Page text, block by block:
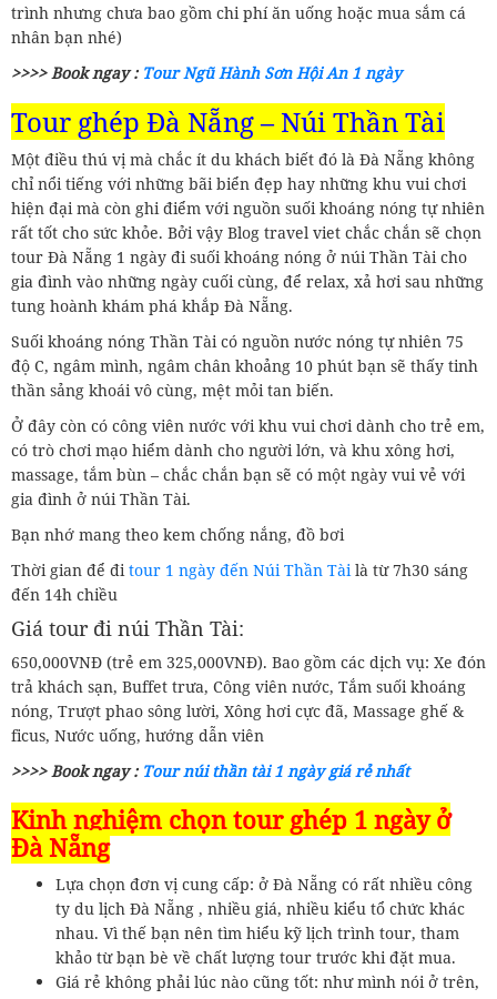
trình nhưng chưa bao gồm chi phí ăn uống hoặc mua sắm cá
nhân bạn nhé)
>>>> Book ngay : Tour Ngũ Hành Sơn Hội An 1 ngày
Tour ghép Đà Nẵng – Núi Thần Tài
Một điều thú vị mà chắc ít du khách biết đó là Đà Nẵng không
chỉ nổi tiếng với những bãi biển đẹp hay những khu vui chơi
hiện đại mà còn ghi điểm với nguồn suối khoáng nóng tự nhiên
rất tốt cho sức khỏe. Bởi vậy Blog travel viet chắc chắn sẽ chọn
tour Đà Nẵng 1 ngày đi suối khoáng nóng ở núi Thần Tài cho
gia đình vào những ngày cuối cùng, để relax, xả hơi sau những
tung hoành khám phá khắp Đà Nẵng.
Suối khoáng nóng Thần Tài có nguồn nước nóng tự nhiên 75
độ C, ngâm mình, ngâm chân khoảng 10 phút bạn sẽ thấy tinh
thần sảng khoái vô cùng, mệt mỏi tan biến.
Ở đây còn có công viên nước với khu vui chơi dành cho trẻ em,
có trò chơi mạo hiểm dành cho người lớn, và khu xông hơi,
massage, tắm bùn – chắc chắn bạn sẽ có một ngày vui vẻ với
gia đình ở núi Thần Tài.
Bạn nhớ mang theo kem chống nắng, đồ bơi
Thời gian để đitour 1 ngày đến Núi Thần Tàilà từ 7h30 sáng
đến 14h chiều
Giá tour đi núi Thần Tài:
650,000VNĐ (trẻ em 325,000VNĐ). Bao gồm các dịch vụ: Xe đón
trả khách sạn, Buffet trưa, Công viên nước, Tắm suối khoáng
nóng, Trượt phao sông lười, Xông hơi cực đã, Massage ghế &
ficus, Nước uống, hướng dẫn viên
>>>> Book ngay : Tour núi thần tài 1 ngày giá rẻ nhất
Kinh nghiệm chọn tour ghép 1 ngày ở
Đà Nẵng
Lựa chọn đơn vị cung cấp: ở Đà Nẵng có rất nhiều công
ty du lịch Đà Nẵng , nhiều giá, nhiều kiểu tổ chức khác
nhau. Vì thế bạn nên tìm hiểu kỹ lịch trình tour, tham
khảo từ bạn bè về chất lượng tour trước khi đặt mua.
Giá rẻ không phải lúc nào cũng tốt: như mình nói ở trên,